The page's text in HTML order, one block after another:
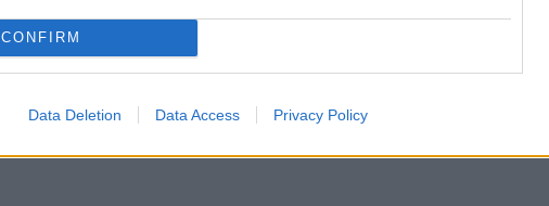
CONFIRM
Data Deletion Data Access Privacy Policy